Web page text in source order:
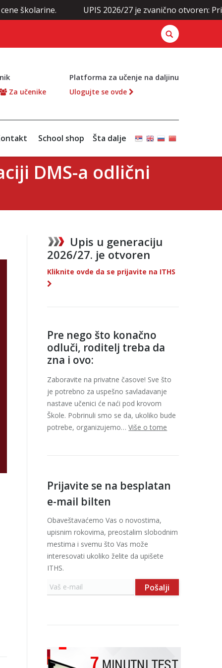
UPIS 2026/27 je zvanično otvoren: Prijavite
Za učenike
Platforma za učenje na daljinu
Ulogujte se ovde
School shop Šta dalje
DMS-a odlični
Upis u generaciju
2026/27. je otvoren
Kliknite ovde da se prijavite na ITHS
Pre nego što konačno
odluči, roditelj treba da
zna i ovo:
Zaboravite na privatne časove! Sve što
je potrebno za uspešno savladavanje
nastave učenici će naći pod krovom
Škole. Pobrinuli smo se da, ukoliko bude
potrebe, organizujemo…Više o tome
Prijavite se na besplatan
e-mail bilten
Obaveštavaćemo Vas o novostima,
upisnim rokovima, preostalim slobodnim
mestima i svemu što Vas može
interesovati ukoliko želite da upišete
ITHS.